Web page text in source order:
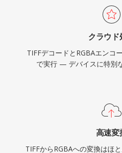
クラウド
TIFFデコードとRGBAエンコ
で実行 — デバイスに特別
高速変
TIFFからRGBAへの変換はほ